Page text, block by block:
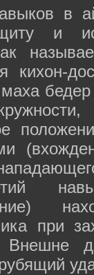
в
и
кихон-
при